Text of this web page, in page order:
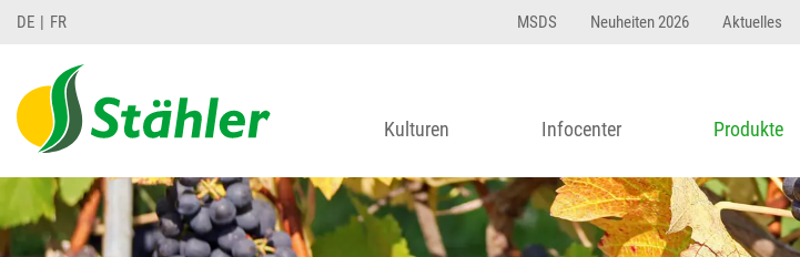
DE FR MSDS Neuheiten 2026 Aktuelles
Kulturen Infocenter Produkte